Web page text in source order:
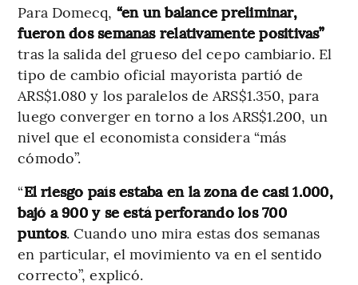
Para Domecq, “en un balance preliminar,
fueron dos semanas relativamente positivas”
tras la salida del grueso del cepo cambiario. El
tipo de cambio oficial mayorista partió de
ARS$1.080 y los paralelos de ARS$1.350, para
luego converger en torno a los ARS$1.200, un
nivel que el economista considera “más
cómodo”.
“El riesgo país estaba en la zona de casi 1.000,
bajó a 900 y se está perforando los 700
puntos. Cuando uno mira estas dos semanas
en particular, el movimiento va en el sentido
correcto”, explicó.